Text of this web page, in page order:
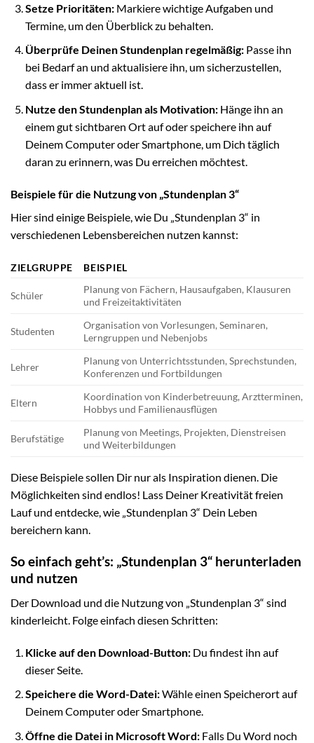
Setze Prioritäten:Markiere wichtige Aufgaben und
Termine, um den Überblick zu behalten.
Überprüfe Deinen Stundenplan regelmäßig:Passe ihn
bei Bedarf an und aktualisiere ihn, um sicherzustellen,
dass er immer aktuell ist.
Nutze den Stundenplan als Motivation:Hänge ihn an
einem gut sichtbaren Ort auf oder speichere ihn auf
Deinem Computer oder Smartphone, um Dich täglich
daran zu erinnern, was Du erreichen möchtest.
Beispiele für die Nutzung von „Stundenplan 3“
Hier sind einige Beispiele, wie Du „Stundenplan 3“ in
verschiedenen Lebensbereichen nutzen kannst:
ZIELGRUPPE BEISPIEL
Schüler
Planung von Fächern, Hausaufgaben, Klausuren
und Freizeitaktivitäten
Studenten
Organisation von Vorlesungen, Seminaren,
Lerngruppen und Nebenjobs
Lehrer
Planung von Unterrichtsstunden, Sprechstunden,
Konferenzen und Fortbildungen
Eltern
Koordination von Kinderbetreuung, Arztterminen,
Hobbys und Familienausflügen
Berufstätige
Planung von Meetings, Projekten, Dienstreisen
und Weiterbildungen
Diese Beispiele sollen Dir nur als Inspiration dienen. Die
Möglichkeiten sind endlos! Lass Deiner Kreativität freien
Lauf und entdecke, wie „Stundenplan 3“ Dein Leben
bereichern kann.
So einfach geht’s: „Stundenplan 3“ herunterladen
und nutzen
Der Download und die Nutzung von „Stundenplan 3“ sind
kinderleicht. Folge einfach diesen Schritten:
Klicke auf den Download-Button:Du findest ihn auf
dieser Seite.
Speichere die Word-Datei:Wähle einen Speicherort auf
Deinem Computer oder Smartphone.
Öffne die Datei in Microsoft Word:Falls Du Word noch